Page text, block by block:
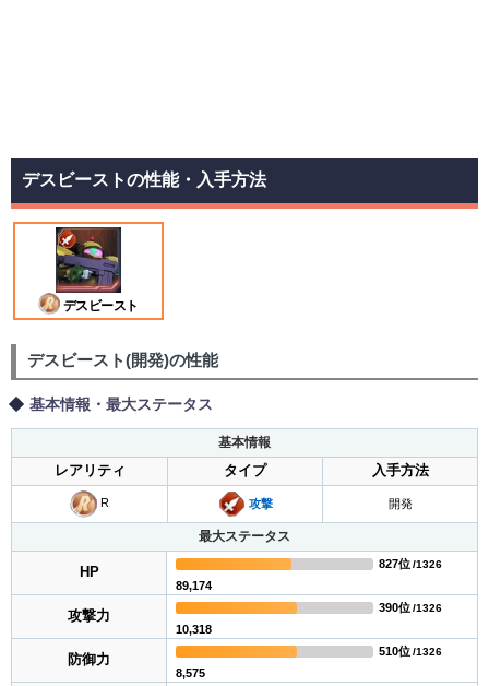
デスビーストの性能・入手方法
デスビースト
デスビースト(開発)の性能
基本情報・最大ステータス
基本情報
レアリティ
タイプ 入手方法
R 攻撃 開発
最大ステータス
HP
89,174
827位 /1326
攻撃力
10,318
390位 /1326
防御力
8,575
510位 /1326